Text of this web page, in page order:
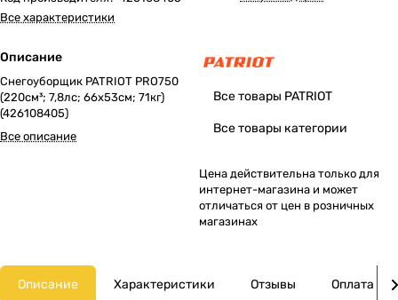
Все характеристики
Описание
Снегоуборщик PATRIOT PRO750
(220см³; 7,8лс; 66х53см; 71кг)
(426108405)
Все описание
Все товары PATRIOT
Все товары категории
Цена действительна только для
интернет-магазина и может
отличаться от цен в розничных
магазинах
Описание Характеристики Отзывы Оплата